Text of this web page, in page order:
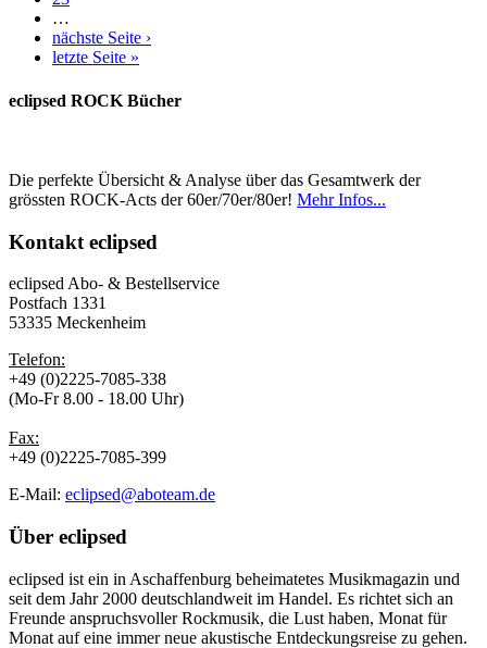
…
nächste Seite ›
letzte Seite »
eclipsed ROCK Bücher
Die perfekte Übersicht & Analyse über das Gesamtwerk der
grössten ROCK-Acts der 60er/70er/80er! Mehr Infos...
Kontakt eclipsed
eclipsed Abo- & Bestellservice
Postfach 1331
53335 Meckenheim
Telefon:
+49 (0)2225-7085-338
(Mo-Fr 8.00 - 18.00 Uhr)
Fax:
+49 (0)2225-7085-399
E-Mail: eclipsed@aboteam.de
Über eclipsed
eclipsed ist ein in Aschaffenburg beheimatetes Musikmagazin und
seit dem Jahr 2000 deutschlandweit im Handel. Es richtet sich an
Freunde anspruchsvoller Rockmusik, die Lust haben, Monat für
Monat auf eine immer neue akustische Entdeckungsreise zu gehen.